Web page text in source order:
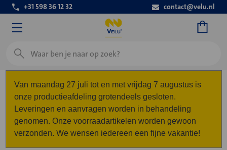
+31 598 36 12 32 contact@velu.nl
Zoeken
Van maandag 27 juli tot en met vrijdag 7 augustus is
onze productieafdeling grotendeels gesloten.
Leveringen en aanvragen worden in behandeling
genomen. Onze voorraadartikelen worden gewoon
verzonden. We wensen iedereen een fijne vakantie!